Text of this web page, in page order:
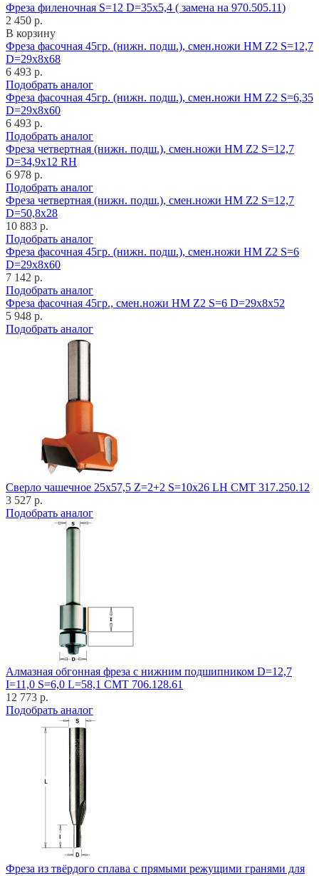
Фреза филеночная S=12 D=35x5,4 ( замена на 970.505.11)
2 450 р.
В корзину
Фреза фасочная 45гр. (нижн. подш.), смен.ножи HM Z2 S=12,7
D=29x8x68
6 493 р.
Подобрать аналог
Фреза фасочная 45гр. (нижн. подш.), смен.ножи HM Z2 S=6,35
D=29x8x60
6 493 р.
Подобрать аналог
Фреза четвертная (нижн. подш.), смен.ножи HM Z2 S=12,7
D=34,9x12 RH
6 978 р.
Подобрать аналог
Фреза четвертная (нижн. подш.), смен.ножи HM Z2 S=12,7
D=50,8x28
10 883 р.
Подобрать аналог
Фреза фасочная 45гр. (нижн. подш.), смен.ножи HM Z2 S=6
D=29x8x60
7 142 р.
Подобрать аналог
Фреза фасочная 45гр., смен.ножи HM Z2 S=6 D=29x8x52
5 948 р.
Подобрать аналог
Cверло чашечное 25x57,5 Z=2+2 S=10x26 LH CMT 317.250.12
3 527 р.
Подобрать аналог
Алмазная обгонная фреза с нижним подшипником D=12,7
I=11,0 S=6,0 L=58,1 CMT 706.128.61
12 773 р.
Подобрать аналог
Фреза из твёрдого сплава с прямыми режущими гранями для